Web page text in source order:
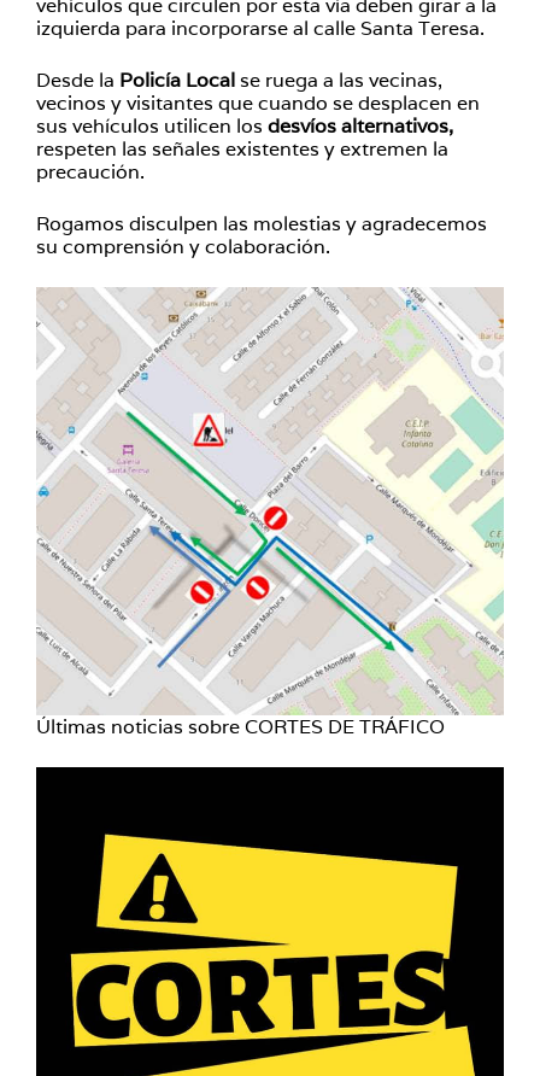
vehículos que circulen por esta vía deben girar a la
izquierda para incorporarse al calle Santa Teresa.
Desde la Policía Localse ruega a las vecinas,
vecinos y visitantes que cuando se desplacen en
sus vehículos utilicen los desvíos alternativos,
respeten las señales existentes y extremen la
precaución.
Rogamos disculpen las molestias y agradecemos
su comprensión y colaboración.
Últimas noticias sobre CORTES DE TRÁFICO